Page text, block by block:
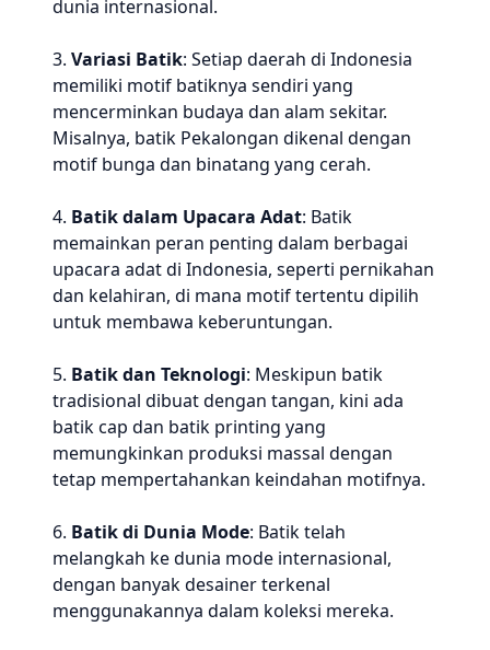
dunia internasional.
3. Variasi Batik: Setiap daerah di Indonesia
memiliki motif batiknya sendiri yang
mencerminkan budaya dan alam sekitar.
Misalnya, batik Pekalongan dikenal dengan
motif bunga dan binatang yang cerah.
4. Batik dalam Upacara Adat: Batik
memainkan peran penting dalam berbagai
upacara adat di Indonesia, seperti pernikahan
dan kelahiran, di mana motif tertentu dipilih
untuk membawa keberuntungan.
5. Batik dan Teknologi: Meskipun batik
tradisional dibuat dengan tangan, kini ada
batik cap dan batik printing yang
memungkinkan produksi massal dengan
tetap mempertahankan keindahan motifnya.
6. Batik di Dunia Mode: Batik telah
melangkah ke dunia mode internasional,
dengan banyak desainer terkenal
menggunakannya dalam koleksi mereka.